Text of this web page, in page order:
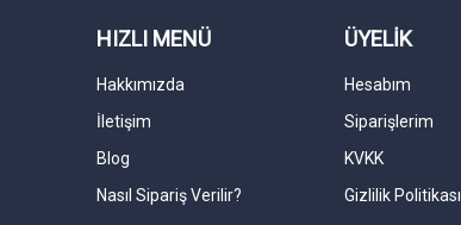
HIZLI MENÜ
Hakkımızda
İletişim
Blog
Nasıl Sipariş Verilir?
ÜYELİK
Hesabım
Siparişlerim
KVKK
Gizlilik Politikası